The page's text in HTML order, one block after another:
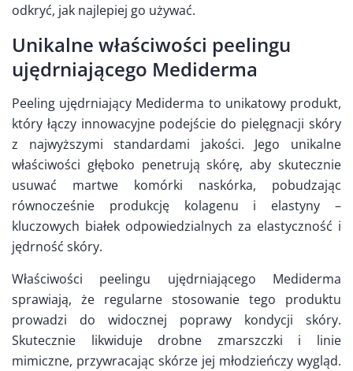
odkryć, jak najlepiej go używać.
Unikalne właściwości peelingu
ujędrniającego Mediderma
Peeling ujędrniający Mediderma to unikatowy produkt,
który łączy innowacyjne podejście do pielęgnacji skóry
z najwyższymi standardami jakości. Jego unikalne
właściwości głęboko penetrują skórę, aby skutecznie
usuwać martwe komórki naskórka, pobudzając
równocześnie produkcję kolagenu i elastyny –
kluczowych białek odpowiedzialnych za elastyczność i
jędrność skóry.
Właściwości peelingu ujędrniającego Mediderma
sprawiają, że regularne stosowanie tego produktu
prowadzi do widocznej poprawy kondycji skóry.
Skutecznie likwiduje drobne zmarszczki i linie
mimiczne, przywracając skórze jej młodzieńczy wygląd.